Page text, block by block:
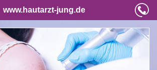
www.hautarzt-jung.de